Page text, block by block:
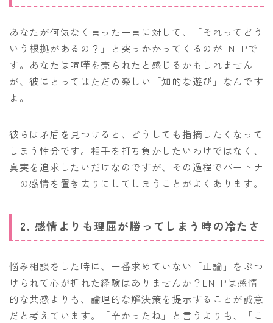
あなたが何気なく言った一言に対して、「それってどう
いう根拠があるの？」と突っかかってくるのがENTPで
す。あなたは喧嘩を売られたと感じるかもしれません
が、彼にとってはただの楽しい「知的な遊び」なんです
よ。
彼らは矛盾を見つけると、どうしても指摘したくなって
しまう性分です。相手を打ち負かしたいわけではなく、
真実を追求したいだけなのですが、その過程でパートナ
ーの感情を置き去りにしてしまうことがよくあります。
2. 感情よりも理屈が勝ってしまう時の冷たさ
悩み相談をした時に、一番求めていない「正論」をぶつ
けられて心が折れた経験はありませんか？ENTPは感情
的な共感よりも、論理的な解決策を提示することが誠意
だと考えています。「辛かったね」と言うよりも、「こ